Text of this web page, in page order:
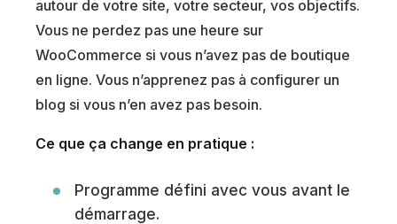
autour de votre site, votre secteur, vos objectifs.
Vous ne perdez pas une heure sur
WooCommerce si vous n’avez pas de boutique
en ligne. Vous n’apprenez pas à configurer un
blog si vous n’en avez pas besoin.
Ce que ça change en pratique :
Programme défini avec vous avant le
démarrage.